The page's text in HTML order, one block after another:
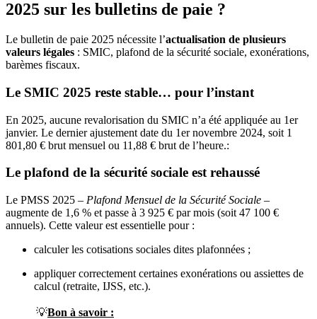
2025 sur les bulletins de paie ?
Le bulletin de paie 2025 nécessite l’actualisation de plusieurs
valeurs légales : SMIC, plafond de la sécurité sociale, exonérations,
barèmes fiscaux.
Le SMIC 2025 reste stable… pour l’instant
En 2025, aucune revalorisation du SMIC n’a été appliquée au 1er
janvier. Le dernier ajustement date du 1er novembre 2024, soit 1
801,80 € brut mensuel ou 11,88 € brut de l’heure.:
Le plafond de la sécurité sociale est rehaussé
Le PMSS 2025 – Plafond Mensuel de la Sécurité Sociale –
augmente de 1,6 % et passe à 3 925 € par mois (soit 47 100 €
annuels). Cette valeur est essentielle pour :
calculer les cotisations sociales dites plafonnées ;
appliquer correctement certaines exonérations ou assiettes de
calcul (retraite, IJSS, etc.).
💡Bon à savoir :